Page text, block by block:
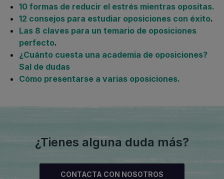
10 formas de reducir el estrés mientras opositas.
12 consejos para estudiar oposiciones con éxito.
Las 8 claves para un temario de oposiciones
perfecto.
¿Cuánto cuesta una academia de oposiciones?
Sal de dudas
Cómo presentarse a varias oposiciones.
¿Tienes alguna duda más?
CONTACTA CON NOSOTROS